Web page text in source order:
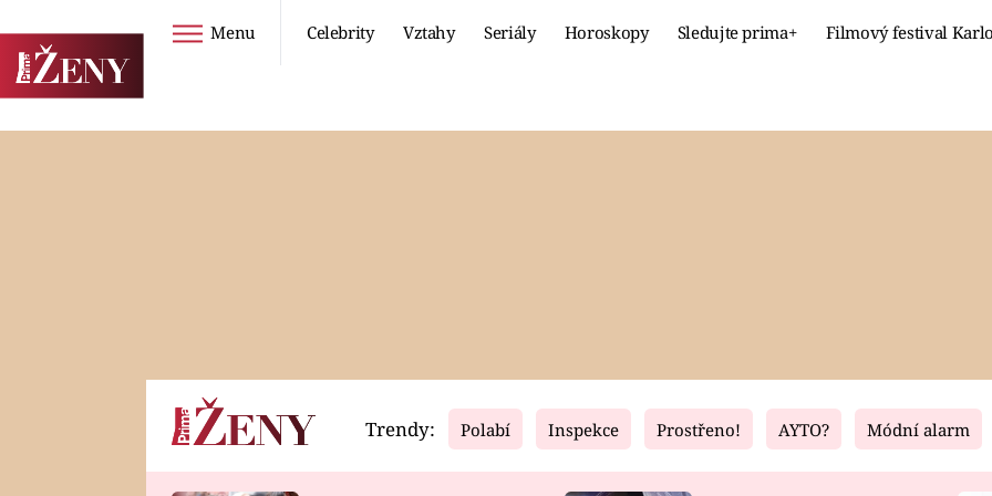
Menu Celebrity Vztahy Seriály Horoskopy Sledujte prima+ Filmový festival
Horoskopy Video Fresh Living
Trendy: Polabí Inspekce Prostřeno! AYTO? Módní alarm